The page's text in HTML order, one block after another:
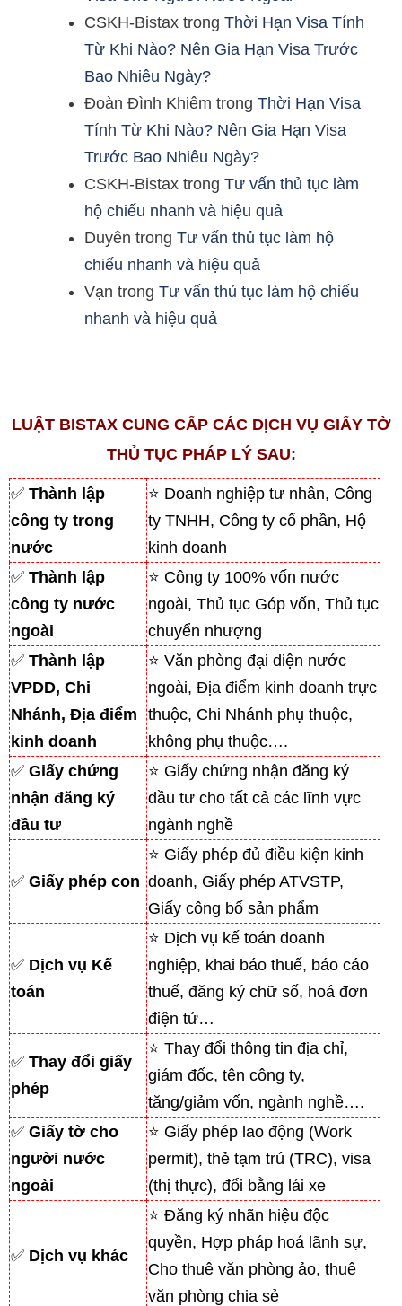
CSKH-Bistax trong Thời Hạn Visa Tính
Từ Khi Nào? Nên Gia Hạn Visa Trước
Bao Nhiêu Ngày?
Đoàn Đình Khiêm trong Thời Hạn Visa
Tính Từ Khi Nào? Nên Gia Hạn Visa
Trước Bao Nhiêu Ngày?
CSKH-Bistax trong Tư vấn thủ tục làm
hộ chiếu nhanh và hiệu quả
Duyên trong Tư vấn thủ tục làm hộ
chiếu nhanh và hiệu quả
Vạn trong Tư vấn thủ tục làm hộ chiếu
nhanh và hiệu quả
LUẬT BISTAX CUNG CẤP CÁC DỊCH VỤ GIẤY TỜ
THỦ TỤC PHÁP LÝ SAU:
✅ Thành lập
công ty trong
nước
⭐ Doanh nghiệp tư nhân, Công
ty TNHH, Công ty cổ phần, Hộ
kinh doanh
✅ Thành lập
công ty nước
ngoài
⭐ Công ty 100% vốn nước
ngoài, Thủ tục Góp vốn, Thủ tục
chuyển nhượng
✅ Thành lập
VPDD, Chi
Nhánh, Địa điểm
kinh doanh
⭐ Văn phòng đại diện nước
ngoài, Địa điểm kinh doanh trực
thuộc, Chi Nhánh phụ thuộc,
không phụ thuộc….
✅ Giấy chứng
nhận đăng ký
đầu tư
⭐ Giấy chứng nhận đăng ký
đầu tư cho tất cả các lĩnh vực
ngành nghề
✅ Giấy phép con
⭐ Giấy phép đủ điều kiện kinh
doanh, Giấy phép ATVSTP,
Giấy công bố sản phẩm
✅ Dịch vụ Kế
toán
⭐ Dịch vụ kế toán doanh
nghiệp, khai báo thuế, báo cáo
thuế, đăng ký chữ số, hoá đơn
điện tử…
✅ Thay đổi giấy
phép
⭐ Thay đổi thông tin địa chỉ,
giám đốc, tên công ty,
tăng/giảm vốn, ngành nghề….
✅ Giấy tờ cho
người nước
ngoài
⭐ Giấy phép lao động (Work
permit), thẻ tạm trú (TRC), visa
(thị thực), đổi bằng lái xe
✅ Dịch vụ khác
⭐ Đăng ký nhãn hiệu độc
quyền, Hợp pháp hoá lãnh sự,
Cho thuê văn phòng ảo, thuê
văn phòng chia sẻ